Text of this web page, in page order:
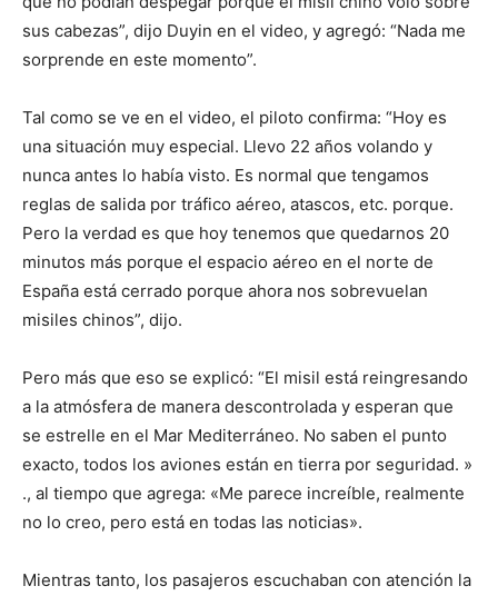
sus cabezas”, dijo Duyin en el video, y agregó: “Nada me
sorprende en este momento”.
Tal como se ve en el video, el piloto confirma: “Hoy es
una situación muy especial. Llevo 22 años volando y
nunca antes lo había visto. Es normal que tengamos
reglas de salida por tráfico aéreo, atascos, etc. porque.
Pero la verdad es que hoy tenemos que quedarnos 20
minutos más porque el espacio aéreo en el norte de
España está cerrado porque ahora nos sobrevuelan
misiles chinos”, dijo.
Pero más que eso se explicó: “El misil está reingresando
a la atmósfera de manera descontrolada y esperan que
se estrelle en el Mar Mediterráneo. No saben el punto
exacto, todos los aviones están en tierra por seguridad. »
., al tiempo que agrega: «Me parece increíble, realmente
no lo creo, pero está en todas las noticias».
Mientras tanto, los pasajeros escuchaban con atención la